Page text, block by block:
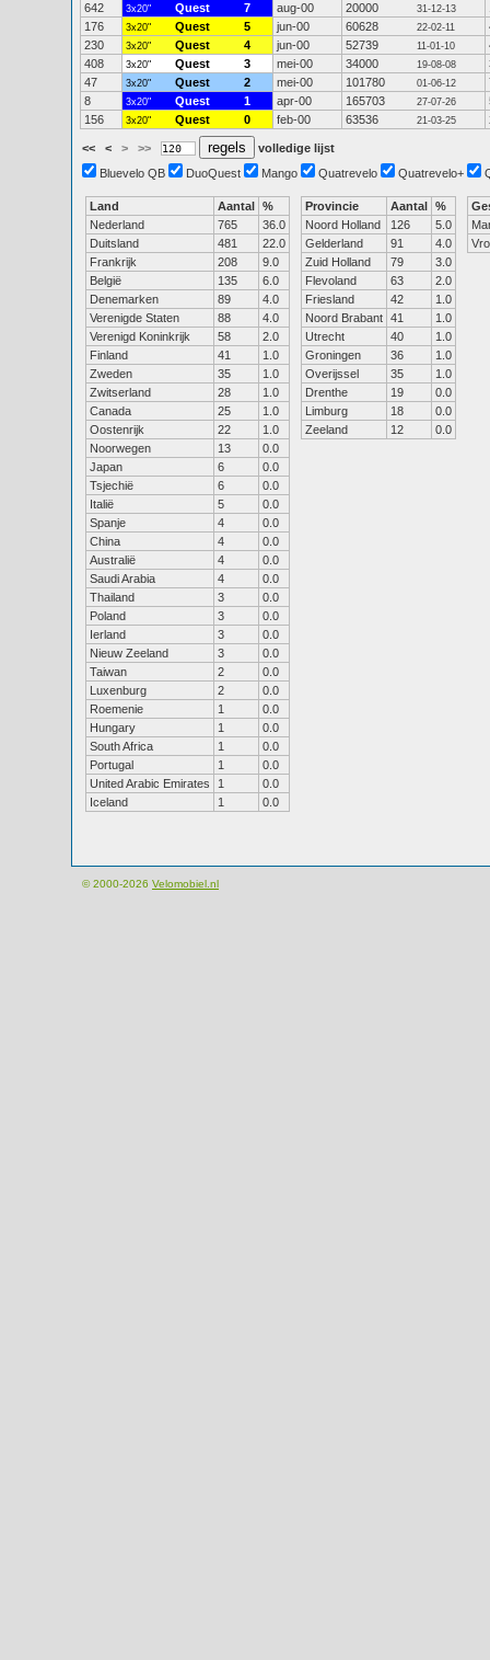
642
3x20" Quest 7 aug-00 20000 31-12-13
176
3x20" Quest 5 jun-00 60628 22-02-11
230
3x20" Quest 4 jun-00 52739 11-01-10
408
3x20" Quest 3 mei-00 34000 19-08-08
47
3x20" Quest 2 mei-00 101780 01-06-12
8
3x20" Quest 1 apr-00 165703 27-07-26
156
3x20" Quest 0 feb-00 63536 21-03-25
<< < > >>
volledige lijst
Bluevelo QB
DuoQuest Mango Quatrevelo Quatrevelo+
Land Aantal %
Nederland
765
36.0
Duitsland
481
22.0
Frankrijk
208
9.0
België
135
6.0
Denemarken
89
4.0
Verenigde Staten
88
4.0
Verenigd Koninkrijk
58
2.0
Finland
41
1.0
Zweden
35
1.0
Zwitserland
28
1.0
Canada
25
1.0
Oostenrijk
22
1.0
Noorwegen
13
0.0
Japan
6
0.0
Tsjechië
6
0.0
Italië
5
0.0
Spanje
4
0.0
China
4
0.0
Australië
4
0.0
Saudi Arabia
4
0.0
Thailand
3
0.0
Poland
3
0.0
Ierland
3
0.0
Nieuw Zeeland
3
0.0
Taiwan
2
0.0
Luxenburg
2
0.0
Roemenie
1
0.0
Hungary
1
0.0
South Africa
1
0.0
Portugal
1
0.0
United Arabic Emirates
1
0.0
Iceland
1 0.0
Provincie Aantal %
Noord Holland
126
5.0
Gelderland
91
4.0
Zuid Holland
79
3.0
Flevoland
63
2.0
Friesland
42
1.0
Noord Brabant 41
1.0
Utrecht
40
1.0
Groningen
36
1.0
Overijssel
35
1.0
Drenthe
19
0.0
Limburg
18
0.0
Zeeland
12 0.0
© 2000-2026 Velomobiel.nl